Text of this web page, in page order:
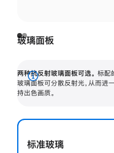
玻璃面板
两种抗反射玻璃面板可选。 标配
玻璃面板可分散反射光，从而进
持出色画质。
展
开
标准玻璃